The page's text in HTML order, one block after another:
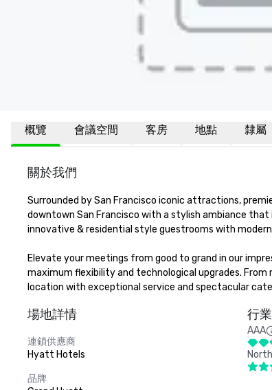
概覽 會議空間 客房 地點 隸屬
關於我們
Surrounded by San Francisco iconic attractions,
downtown San Francisco with a stylish ambiance that
innovative & residential style guestrooms with
Elevate your meetings from good to grand in our
maximum flexibility and technological upgrades.
location with exceptional service and spectacular
場地詳情
連鎖供應商
Hyatt Hotels
品牌
行
AAA